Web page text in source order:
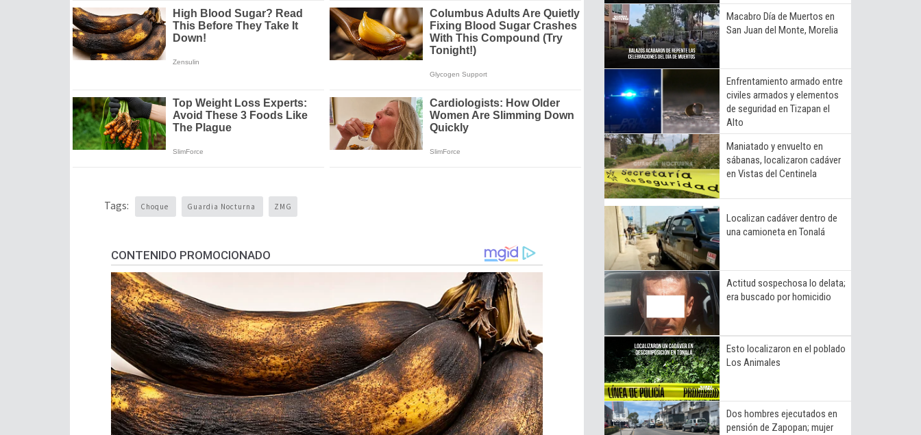
Tags: Choque Guardia Nocturna ZMG
CONTENIDO PROMOCIONADO
Macabro Día de Muertos en
San Juan del Monte, Morelia
Enfrentamiento armado entre
civiles armados y elementos
de seguridad en Tizapan el
Alto
Maniatado y envuelto en
sábanas, localizaron cadáver
en Vistas del Centinela
Localizan cadáver dentro de
una camioneta en Tonalá
Actitud sospechosa lo delata;
era buscado por homicidio
Esto localizaron en el poblado
Los Animales
Dos hombres ejecutados en
pensión de Zapopan; mujer